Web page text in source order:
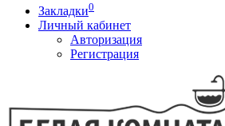
Закладки0
Личный кабинет
Авторизация
Регистрация